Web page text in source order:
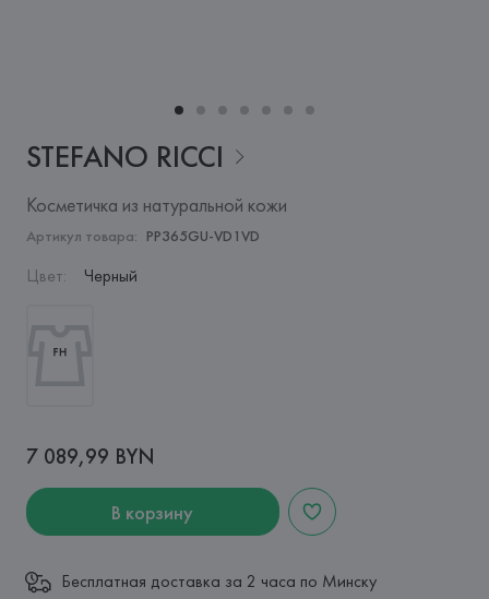
STEFANO RICCI
Косметичка из натуральной кожи
Артикул товара: PP365GU-VD1VD
Цвет: Черный
7 089,99 BYN
В корзину
Бесплатная доставка за 2 часа по Минску